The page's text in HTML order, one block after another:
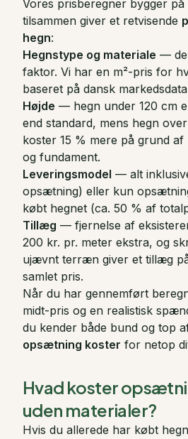
Vores prisberegner bygger
tilsammen giver et retvisende
hegn:
Hegnstype og materiale —
faktor. Vi har en m²-pris for
baseret på dansk
Højde — hegn under 120 cm
end standard, mens hegn
koster 15 % mere på grund
og fundament.
Leveringsmodel — alt
opsætning) eller kun
købt hegnet (ca. 50 % af
Tillæg — fjernelse af
200 kr. pr. meter ekstra, og
ujævnt terræn giver et tillæg
samlet pris.
Når du har gennemført
midt-pris og en realistisk
du kender både bund og top
opsætning koster for netop
Hvad koster
uden materialer?
Hvis du allerede har købt